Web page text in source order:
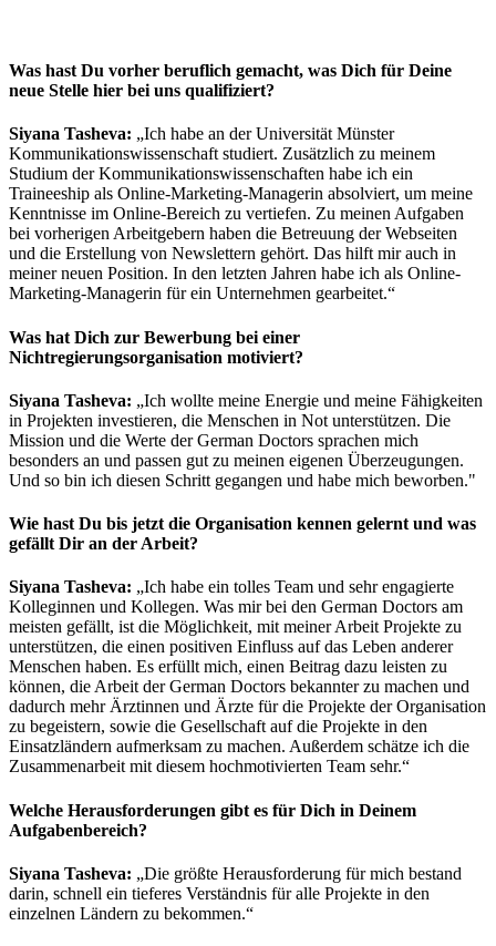
Was hast Du vorher beruflich gemacht, was Dich für Deine
neue Stelle hier bei uns qualifiziert?
Siyana Tasheva: „Ich habe an der Universität Münster
Kommunikationswissenschaft studiert. Zusätzlich zu meinem
Studium der Kommunikationswissenschaften habe ich ein
Traineeship als Online-Marketing-Managerin absolviert, um meine
Kenntnisse im Online-Bereich zu vertiefen. Zu meinen Aufgaben
bei vorherigen Arbeitgebern haben die Betreuung der Webseiten
und die Erstellung von Newslettern gehört. Das hilft mir auch in
meiner neuen Position. In den letzten Jahren habe ich als Online-
Marketing-Managerin für ein Unternehmen gearbeitet.“
Was hat Dich zur Bewerbung bei einer
Nichtregierungsorganisation motiviert?
Siyana Tasheva: „Ich wollte meine Energie und meine Fähigkeiten
in Projekten investieren, die Menschen in Not unterstützen. Die
Mission und die Werte der German Doctors sprachen mich
besonders an und passen gut zu meinen eigenen Überzeugungen.
Und so bin ich diesen Schritt gegangen und habe mich beworben."
Wie hast Du bis jetzt die Organisation kennen gelernt und was
gefällt Dir an der Arbeit?
Siyana Tasheva: „Ich habe ein tolles Team und sehr engagierte
Kolleginnen und Kollegen. Was mir bei den German Doctors am
meisten gefällt, ist die Möglichkeit, mit meiner Arbeit Projekte zu
unterstützen, die einen positiven Einfluss auf das Leben anderer
Menschen haben. Es erfüllt mich, einen Beitrag dazu leisten zu
können, die Arbeit der German Doctors bekannter zu machen und
dadurch mehr Ärztinnen und Ärzte für die Projekte der Organisation
zu begeistern, sowie die Gesellschaft auf die Projekte in den
Einsatzländern aufmerksam zu machen. Außerdem schätze ich die
Zusammenarbeit mit diesem hochmotivierten Team sehr.“
Welche Herausforderungen gibt es für Dich in Deinem
Aufgabenbereich?
Siyana Tasheva: „Die größte Herausforderung für mich bestand
darin, schnell ein tieferes Verständnis für alle Projekte in den
einzelnen Ländern zu bekommen.“